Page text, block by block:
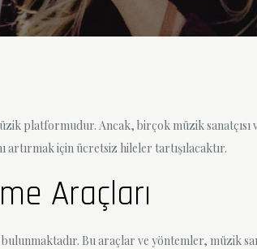
platformudur. Ancak, birçok müzik sanatçısı
artırmak için ücretsiz hileler tartışılacaktır.
Araçları
Bu araçlar ve yöntemler, müzik